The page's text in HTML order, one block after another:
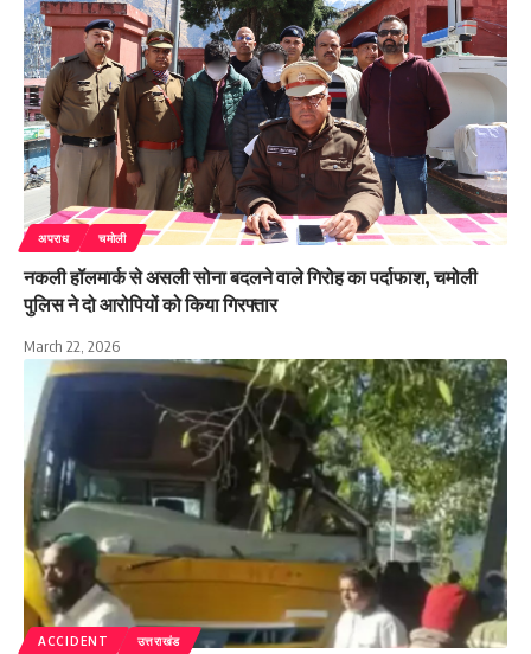
अपराध चमोली
नकली हॉलमार्क से असली सोना बदलने वाले गिरोह का पर्दाफाश, चमोली
पुलिस ने दो आरोपियों को किया गिरफ्तार
March 22, 2026
ACCIDENT उत्तराखंड